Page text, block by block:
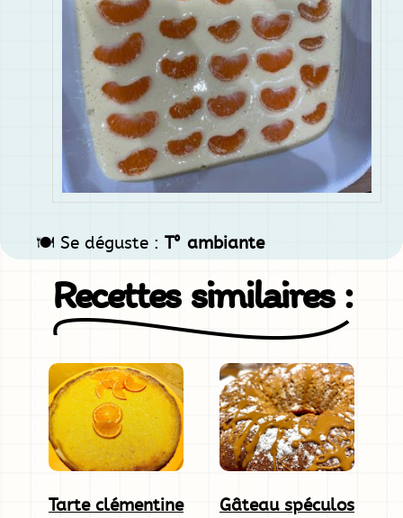
🍽️ Se déguste : T° ambiante
Recettes similaires :
Tarte clémentine Gâteau spéculos